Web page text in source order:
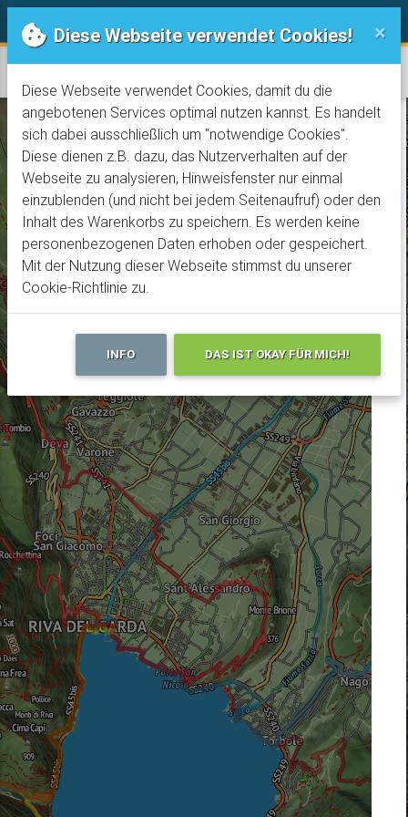
Trails! Der online Bike-Guide
Gardasee
+
−
Diese Webseite verwendet Cookies! ×
Diese Webseite verwendet Cookies, damit du die
angebotenen Services optimal nutzen kannst. Es handelt
sich dabei ausschließlich um "notwendige Cookies".
Diese dienen z.B. dazu, das Nutzerverhalten auf der
Webseite zu analysieren, Hinweisfenster nur einmal
einzublenden (und nicht bei jedem Seitenaufruf) oder den
Inhalt des Warenkorbs zu speichern. Es werden keine
personenbezogenen Daten erhoben oder gespeichert.
Mit der Nutzung dieser Webseite stimmst du unserer
Cookie-Richtlinie zu.
INFO DAS IST OKAY FÜR MICH!